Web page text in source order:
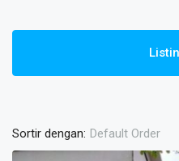
Sortir dengan: Default Order